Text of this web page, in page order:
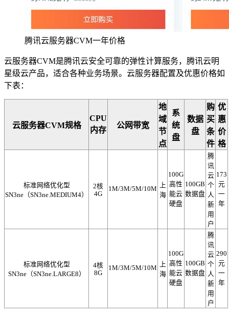
腾讯云服务器CVM一年价格
云服务器CVM是腾讯云安全可靠的弹性计算服务，腾讯云明
星级云产品，适合各种业务场景。云服务器配置及优惠价格如
下表：
云服务器CVM规格
CPU
内存
公网带宽
地
域
节
点
系
统
盘
数据
盘
购
买
条
件
优
惠
价
格
标准网络优化型
SN3ne（SN3ne.MEDIUM4）
2核
4G
1M/3M/5M/10M
上
海
100G
高性
能云
硬盘
100GB
数据盘
腾
讯
云
个
人
新
用
户
173
元
一
年
标准网络优化型
SN3ne（SN3ne.LARGE8）
4核
8G
1M/3M/5M/10M
上
海
100G
高性
能云
硬盘
100GB
数据盘
腾
讯
云
个
人
新
用
户
290
元
一
年